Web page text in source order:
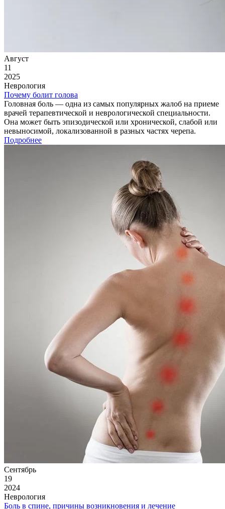
Август
11
2025
Неврология
Почему болит голова
Головная боль — одна из самых популярных жалоб на приеме
врачей терапевтической и неврологической специальности.
Она может быть эпизодической или хронической, слабой или
невыносимой, локализованной в разных частях черепа.
Подробнее
Сентябрь
19
2024
Неврология
Боль в спине, причины возникновения и лечение